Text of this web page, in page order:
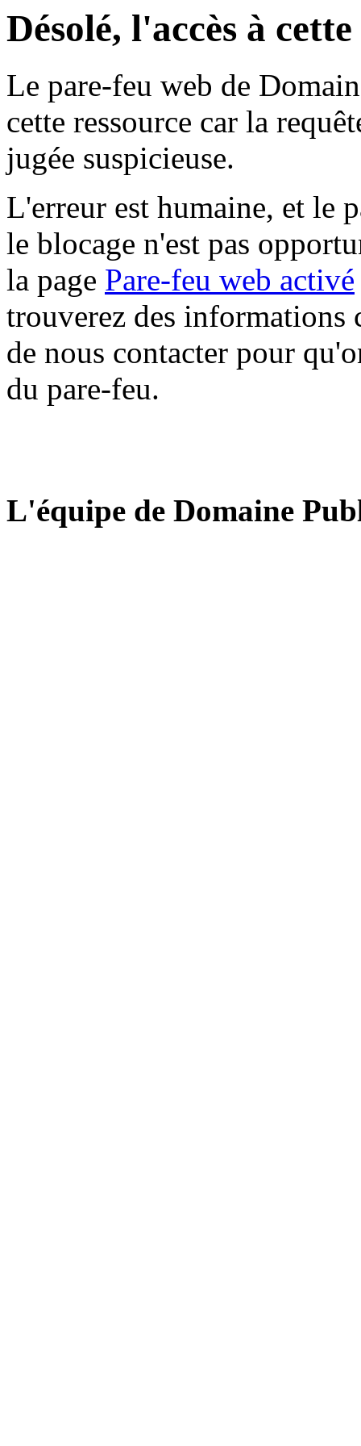
Désolé, l'accès à
Le pare-feu web de
cette ressource car la
jugée suspicieuse.
L'erreur est humaine, et le
le blocage n'est pas
la page Pare-feu web activé
trouverez des informations
de nous contacter pour
du pare-feu.
L'équipe de Domaine